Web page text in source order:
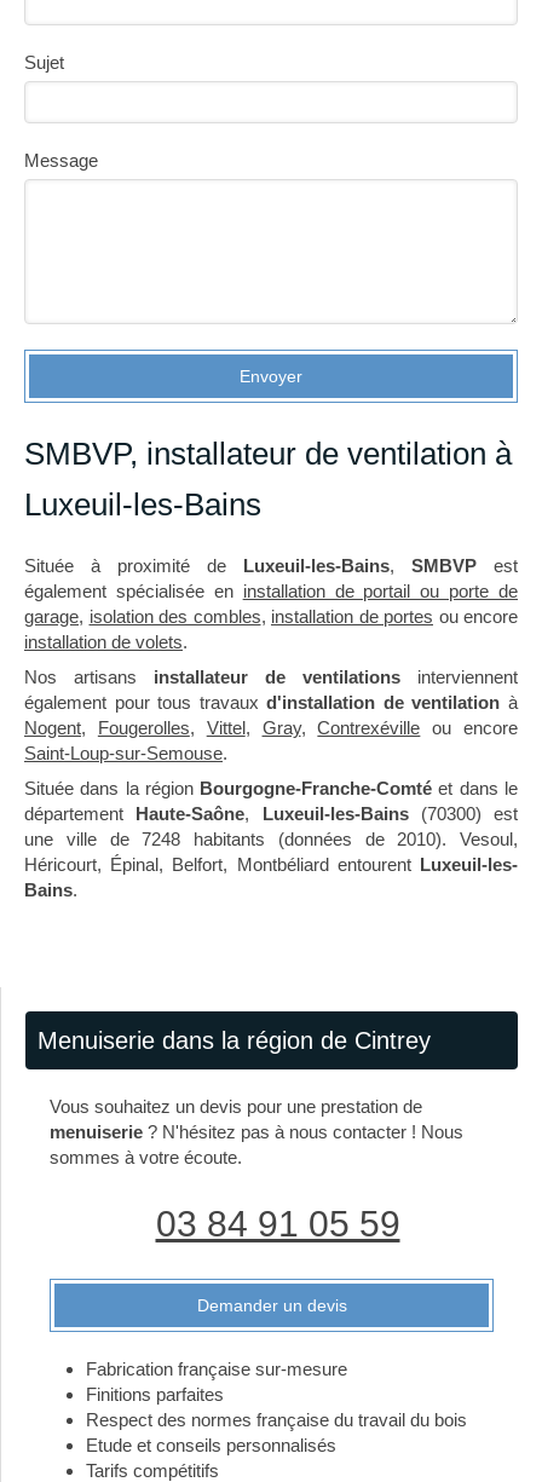
Sujet
Message
Envoyer
SMBVP, installateur de ventilation à
Luxeuil-les-Bains
Située à proximité de Luxeuil-les-Bains, SMBVP est
également spécialisée en installation de portail ou porte de
garage, isolation des combles, installation de portes ou encore
installation de volets.
Nos artisans installateur de ventilations interviennent
également pour tous travaux d'installation de ventilation à
Nogent, Fougerolles, Vittel, Gray,Contrexéville ou encore
Saint-Loup-sur-Semouse.
Située dans la région Bourgogne-Franche-Comté et dans le
département Haute-Saône, Luxeuil-les-Bains(70300) est
une ville de 7248 habitants (données de 2010). Vesoul,
Héricourt, Épinal, Belfort, Montbéliard entourent Luxeuil-les-
Bains.
Menuiserie dans la région de Cintrey
Vous souhaitez un devis pour une prestation de
menuiserie ? N'hésitez pas à nous contacter ! Nous
sommes à votre écoute.
03 84 91 05 59
Demander un devis
Fabrication française sur-mesure
Finitions parfaites
Respect des normes française du travail du bois
Etude et conseils personnalisés
Tarifs compétitifs